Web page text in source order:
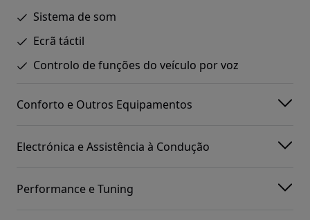
Sistema de som
Ecrã táctil
Controlo de funções do veículo por voz
Conforto e Outros Equipamentos
Electrónica e Assistência à Condução
Performance e Tuning